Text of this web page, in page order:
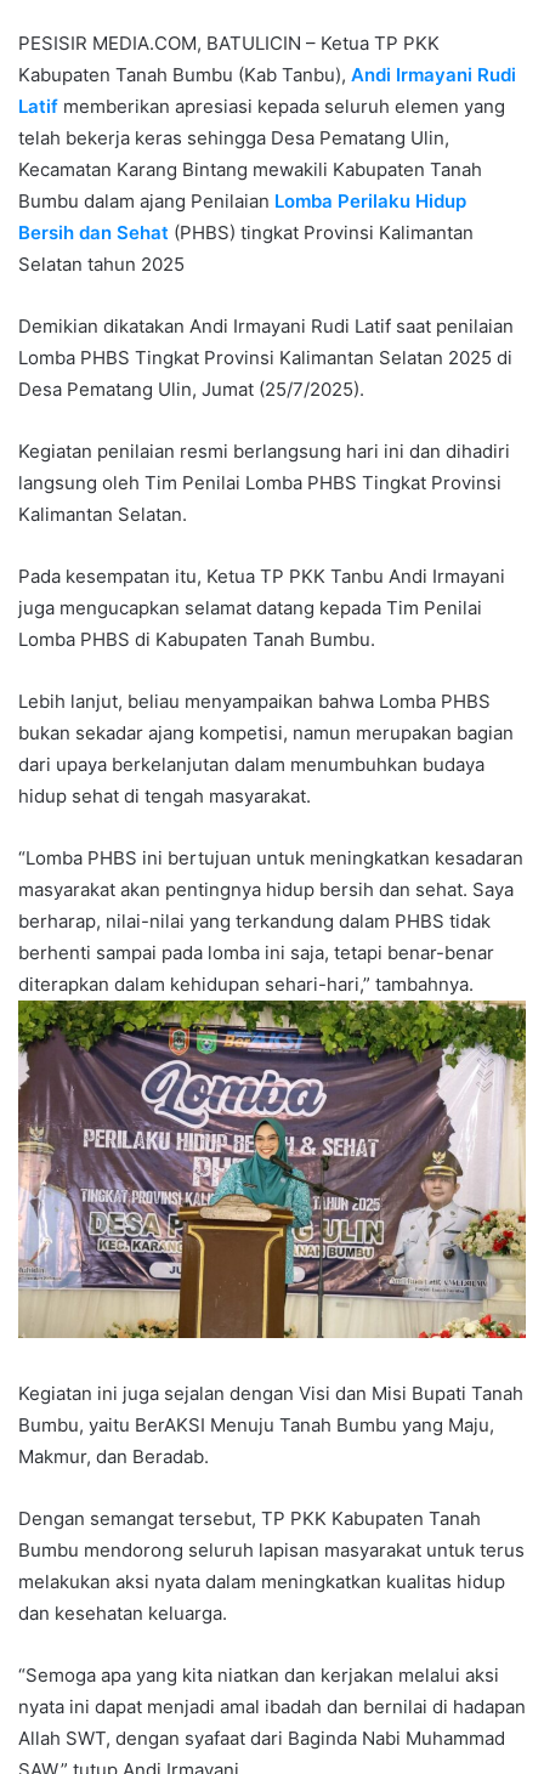
PESISIR MEDIA.COM, BATULICIN – Ketua TP PKK
Kabupaten Tanah Bumbu (Kab Tanbu), Andi Irmayani Rudi
Latif memberikan apresiasi kepada seluruh elemen yang
telah bekerja keras sehingga Desa Pematang Ulin,
Kecamatan Karang Bintang mewakili Kabupaten Tanah
Bumbu dalam ajang Penilaian Lomba Perilaku Hidup
Bersih dan Sehat (PHBS) tingkat Provinsi Kalimantan
Selatan tahun 2025
Demikian dikatakan Andi Irmayani Rudi Latif saat penilaian
Lomba PHBS Tingkat Provinsi Kalimantan Selatan 2025 di
Desa Pematang Ulin, Jumat (25/7/2025).
Kegiatan penilaian resmi berlangsung hari ini dan dihadiri
langsung oleh Tim Penilai Lomba PHBS Tingkat Provinsi
Kalimantan Selatan.
Pada kesempatan itu, Ketua TP PKK Tanbu Andi Irmayani
juga mengucapkan selamat datang kepada Tim Penilai
Lomba PHBS di Kabupaten Tanah Bumbu.
Lebih lanjut, beliau menyampaikan bahwa Lomba PHBS
bukan sekadar ajang kompetisi, namun merupakan bagian
dari upaya berkelanjutan dalam menumbuhkan budaya
hidup sehat di tengah masyarakat.
“Lomba PHBS ini bertujuan untuk meningkatkan kesadaran
masyarakat akan pentingnya hidup bersih dan sehat. Saya
berharap, nilai-nilai yang terkandung dalam PHBS tidak
berhenti sampai pada lomba ini saja, tetapi benar-benar
diterapkan dalam kehidupan sehari-hari,” tambahnya.
Kegiatan ini juga sejalan dengan Visi dan Misi Bupati Tanah
Bumbu, yaitu BerAKSI Menuju Tanah Bumbu yang Maju,
Makmur, dan Beradab.
Dengan semangat tersebut, TP PKK Kabupaten Tanah
Bumbu mendorong seluruh lapisan masyarakat untuk terus
melakukan aksi nyata dalam meningkatkan kualitas hidup
dan kesehatan keluarga.
“Semoga apa yang kita niatkan dan kerjakan melalui aksi
nyata ini dapat menjadi amal ibadah dan bernilai di hadapan
Allah SWT, dengan syafaat dari Baginda Nabi Muhammad